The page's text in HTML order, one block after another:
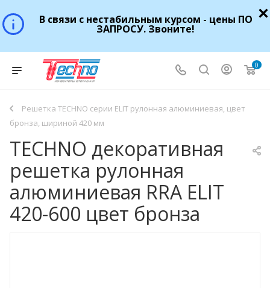
В связи с нестабильным курсом - цены ПО
ЗАПРОСУ. Звоните!
0
Решетка TECHNO серии ELIT рулонная алюминиевая, цвет
бронза, шириной 420 мм
TECHNO декоративная
решетка рулонная
алюминиевая RRA ELIT
420-600 цвет бронза